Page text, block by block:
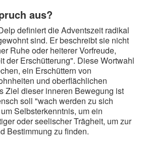
aus?
definiert die Adventszeit radikal
sind. Er beschreibt sie nicht
Ruhe oder heiterer Vorfreude,
der Erschütterung". Diese Wortwahl
ein Erschüttern von
und oberflächlichen
Ziel dieser inneren Bewegung ist
soll "wach werden zu sich
Selbsterkenntnis, um ein
oder seelischer Trägheit, um zur
Bestimmung zu finden.